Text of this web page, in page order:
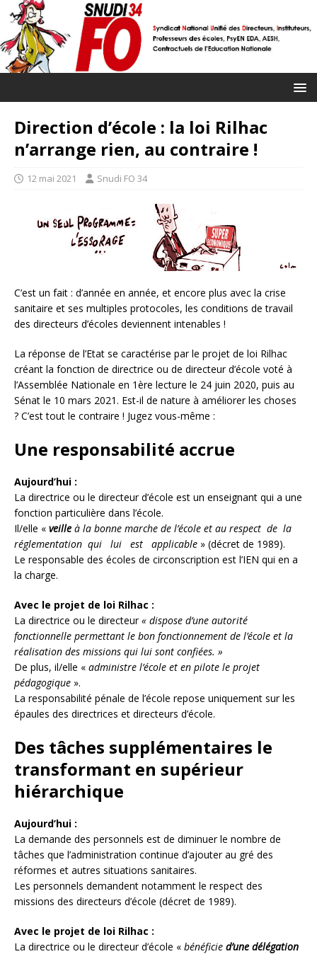
Direction d’école : la loi Rilhac
n’arrange rien, au contraire !
12 mai 2021 Snudi FO 34
C’est un fait : d’année en année, et encore plus avec la crise
sanitaire et ses multiples protocoles, les conditions de travail
des directeurs d’écoles deviennent intenables !
La réponse de l’Etat se caractérise par le projet de loi Rilhac
créant la fonction de directrice ou de directeur d’école voté à
l’Assemblée Nationale en 1ère lecture le 24 juin 2020, puis au
Sénat le 10 mars 2021. Est-il de nature à améliorer les choses
? C’est tout le contraire ! Jugez vous-même :
Une responsabilité accrue
Aujourd’hui :
La directrice ou le directeur d’école est un enseignant qui a une
fonction particulière dans l’école.
Il/elle « veille à la bonne marche de l’école et au respect de la
réglementation qui lui est applicable » (décret de 1989).
Le responsable des écoles de circonscription est l’IEN qui en a
la charge.
Avec le projet de loi Rilhac :
La directrice ou le directeur« dispose d’une autorité
fonctionnelle permettant le bon fonctionnement de l’école et la
réalisation des missions qui lui sont confiées. »
De plus, il/elle « administre l’école et en pilote le projet
pédagogique ».
La responsabilité pénale de l’école repose uniquement sur les
épaules des directrices et directeurs d’école.
Des tâches supplémentaires le
transformant en supérieur
hiérarchique
Aujourd’hui :
La demande des personnels est de diminuer le nombre de
tâches que l’administration continue d’ajouter au gré des
réformes et autres situations sanitaires.
Les personnels demandent notamment le respect des
missions des directeurs d’école (décret de 1989).
Avec le projet de loi Rilhac :
La directrice ou le directeur d’école « bénéficie d’une délégation